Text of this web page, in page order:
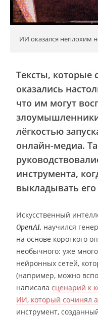
ИИ оказался неплохим
Тексты, которые
оказались
что им могут
лёгкостью
онлайн-медиа.
инструмента,
выкладывать
Искусственный
OpenAI, научился
на основе короткого
необычного: уже
нейронных сетей,
(например, можно
написала сценарий к
ИИ, который сочинял
инструмент,